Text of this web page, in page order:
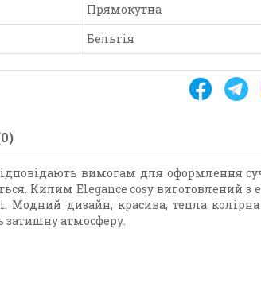
Прямокутна
Бельгія
вимогам для оформлення
Килим Elegance cosy виготовлений з
Модний дизайн, красива, тепла
затишну атмосферу.